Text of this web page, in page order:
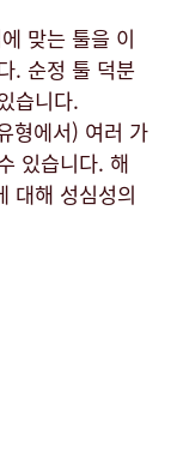
맞는 툴을 이
. 순정 툴 덕분
습니다.
형에서) 여러 가
있습니다. 해
대해 성심성의